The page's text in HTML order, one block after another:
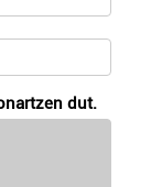
dut.